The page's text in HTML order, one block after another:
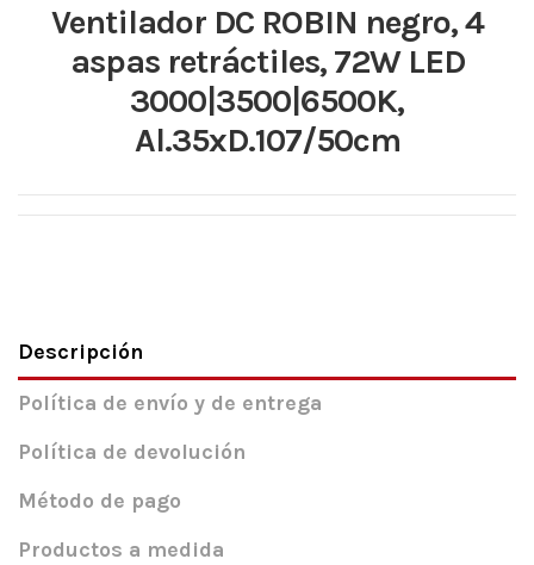
Ventilador DC ROBIN negro, 4
aspas retráctiles, 72W LED
3000|3500|6500K,
Al.35xD.107/50cm
Descripción
Política de envío y de entrega
Política de devolución
Método de pago
Productos a medida